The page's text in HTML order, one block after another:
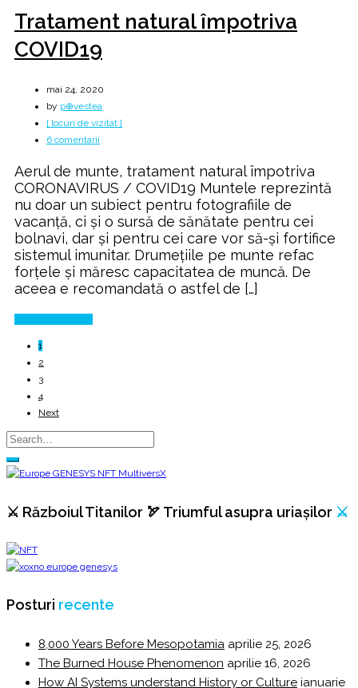
Tratament natural împotriva
COVID19
mai 24, 2020
by p⊕vestea
[ locuri de vizitat ]
6 comentarii
natural
împotriva
COVID19
Aerul de munte, tratament natural împotriva
CORONAVIRUS / COVID19 Muntele reprezintă
nu doar un subiect pentru fotografiile de
vacanţă, ci şi o sursă de sănătate pentru cei
bolnavi, dar şi pentru cei care vor să-şi fortifice
sistemul imunitar. Drumeţiile pe munte refac
forţele şi măresc capacitatea de muncă. De
aceea e recomandată o astfel de […]
1
2
3
4
Next
⚔️ Războiul Titanilor 🏹 Triumful asupra uriașilor ⚔️
Posturi recente
8,000 Years Before Mesopotamia aprilie 25, 2026
The Burned House Phenomenon aprilie 16, 2026
How AI Systems understand History or Culture ianuarie